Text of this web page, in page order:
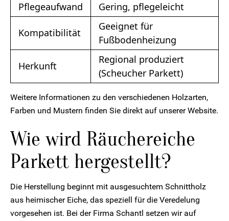
Pflegeaufwand
Gering, pflegeleicht
Kompatibilität
Geeignet für
Fußbodenheizung
Herkunft
Regional produziert
(Scheucher Parkett)
Weitere Informationen zu den verschiedenen Holzarten,
Farben und Mustern finden Sie direkt auf unserer Website.
Wie wird Räuchereiche
Parkett hergestellt?
Die Herstellung beginnt mit ausgesuchtem Schnittholz
aus heimischer Eiche, das speziell für die Veredelung
vorgesehen ist. Bei der Firma Schantl setzen wir auf